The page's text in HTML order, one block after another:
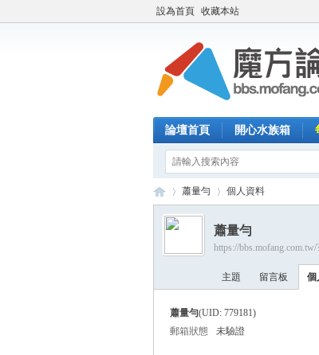
設為首頁 收藏本站
論壇首頁 開心水族箱
›
蕭量勻 個人資料
蕭量勻
https://bbs.mofang.com.tw/
主題 留言板 個
蕭量勻(UID: 779181)
郵箱狀態
未驗證